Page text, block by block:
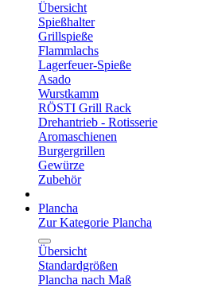
Übersicht
Spießhalter
Grillspieße
Flammlachs
Lagerfeuer-Spieße
Asado
Wurstkamm
RÖSTI Grill Rack
Drehantrieb - Rotisserie
Aromaschienen
Burgergrillen
Gewürze
Zubehör
Plancha
Zur Kategorie Plancha
Übersicht
Standardgrößen
Plancha nach Maß